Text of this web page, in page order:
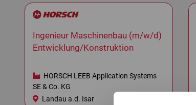
Ingenieur Maschinenbau (m/w/d)
Entwicklung/Konstruktion
HORSCH LEEB Application Systems
SE & Co. KG
Landau a.d. Isar